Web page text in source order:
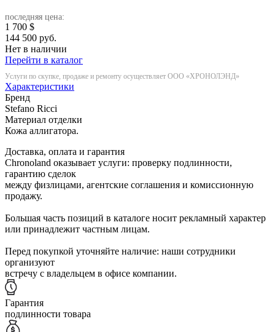
последняя цена:
1 700 $
144 500 руб.
Нет в наличии
Перейти в каталог
Услуги по скупке, продаже и ремонту осуществляет ООО «ХРОНОЛЭНД»
Характеристики
Бренд
Stefano Ricci
Материал отделки
Кожа аллигатора.
Доставка, оплата и гарантия
Chronoland оказывает услуги: проверку подлинности,
гарантию сделок
между физлицами, агентские соглашения и комиссионную
продажу.
Большая часть позиций в каталоге носит рекламный характер
или принадлежит частным лицам.
Перед покупкой уточняйте наличие: наши сотрудники
организуют
встречу с владельцем в офисе компании.
Гарантия
подлинности товара